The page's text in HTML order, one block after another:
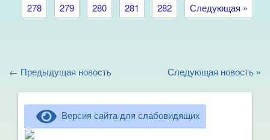
278
279 280 281 282 Следующая »
← Предыдущая новость Следующая новость »
Версия сайта для слабовидящих